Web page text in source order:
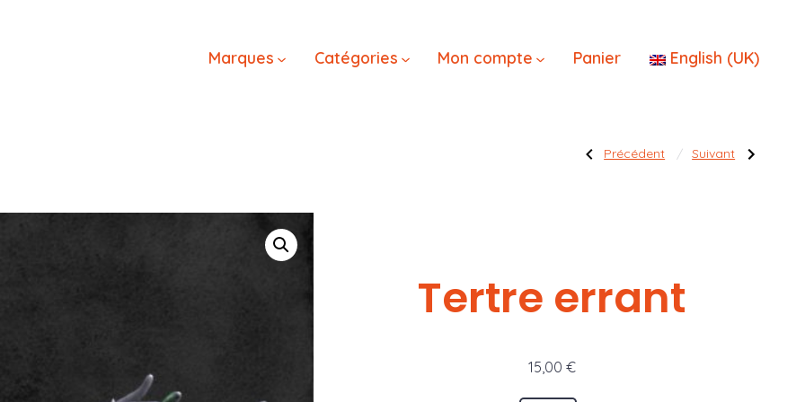
Marques Catégories Mon compte Panier English (UK)
l’article
Publication
précédente :
Précédent Publication
suivante :
Suivant
Tertre errant
15,00 €